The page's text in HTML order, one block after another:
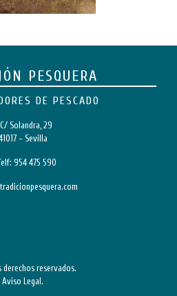
PESQUERA
DE PESCADO
Solandra, 29
– Sevilla
954 475 590
derechos reservados.
Aviso Legal .